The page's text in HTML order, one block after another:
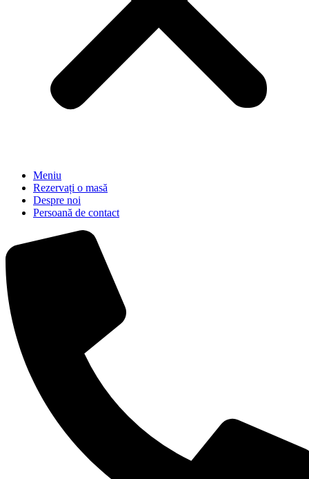
Meniu
Rezervați o masă
Despre noi
Persoană de contact